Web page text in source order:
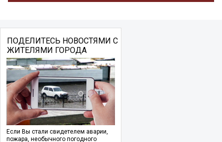
ПОДЕЛИТЕСЬ НОВОСТЯМИ С
ЖИТЕЛЯМИ ГОРОДА
Если Вы стали свидетелем аварии,
пожара, необычного погодного